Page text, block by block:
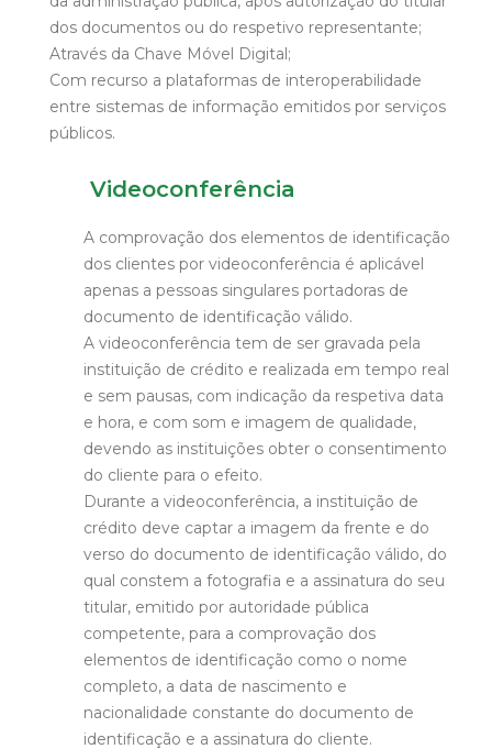
dos documentos ou do respetivo representante;
Através da Chave Móvel Digital;
Com recurso a plataformas de interoperabilidade
entre sistemas de informação emitidos por serviços
públicos.
Videoconferência
A comprovação dos elementos de identificação
dos clientes por videoconferência é aplicável
apenas a pessoas singulares portadoras de
documento de identificação válido.
A videoconferência tem de ser gravada pela
instituição de crédito e realizada em tempo real
e sem pausas, com indicação da respetiva data
e hora, e com som e imagem de qualidade,
devendo as instituições obter o consentimento
do cliente para o efeito.
Durante a videoconferência, a instituição de
crédito deve captar a imagem da frente e do
verso do documento de identificação válido, do
qual constem a fotografia e a assinatura do seu
titular, emitido por autoridade pública
competente, para a comprovação dos
elementos de identificação como o nome
completo, a data de nascimento e
nacionalidade constante do documento de
identificação e a assinatura do cliente.